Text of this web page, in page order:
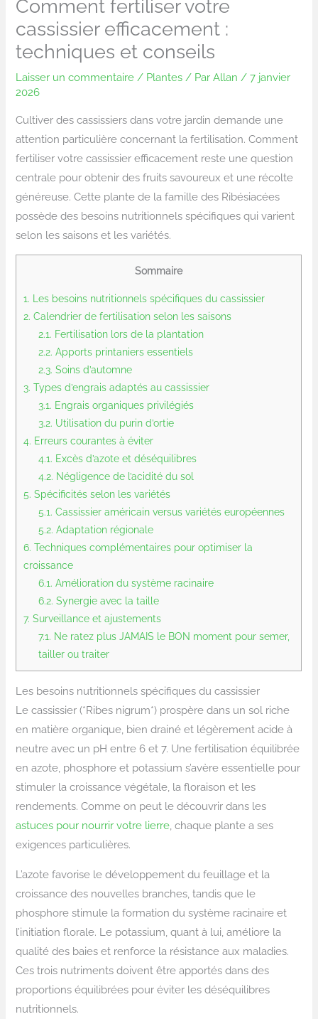
Comment fertiliser votre
cassissier efficacement :
techniques et conseils
Laisser un commentaire / Plantes / ParAllan /7 janvier
2026
Cultiver des cassissiers dans votre jardin demande une
attention particulière concernant la fertilisation. Comment
fertiliser votre cassissier efficacement reste une question
centrale pour obtenir des fruits savoureux et une récolte
généreuse. Cette plante de la famille des Ribésiacées
possède des besoins nutritionnels spécifiques qui varient
selon les saisons et les variétés.
Sommaire
1. Les besoins nutritionnels spécifiques du cassissier
2. Calendrier de fertilisation selon les saisons
2.1. Fertilisation lors de la plantation
2.2. Apports printaniers essentiels
2.3. Soins d’automne
3. Types d’engrais adaptés au cassissier
3.1. Engrais organiques privilégiés
3.2. Utilisation du purin d’ortie
4. Erreurs courantes à éviter
4.1. Excès d’azote et déséquilibres
4.2. Négligence de l’acidité du sol
5. Spécificités selon les variétés
5.1. Cassissier américain versus variétés européennes
5.2. Adaptation régionale
6. Techniques complémentaires pour optimiser la
croissance
6.1. Amélioration du système racinaire
6.2. Synergie avec la taille
7. Surveillance et ajustements
7.1. Ne ratez plus JAMAIS le BON moment pour semer,
tailler ou traiter
Les besoins nutritionnels spécifiques du cassissier
Le cassissier (*Ribes nigrum*) prospère dans un sol riche
en matière organique, bien drainé et légèrement acide à
neutre avec un pH entre 6 et 7. Une fertilisation équilibrée
en azote, phosphore et potassium s’avère essentielle pour
stimuler la croissance végétale, la floraison et les
rendements. Comme on peut le découvrir dans les
astuces pour nourrir votre lierre , chaque plante a ses
exigences particulières.
L’azote favorise le développement du feuillage et la
croissance des nouvelles branches, tandis que le
phosphore stimule la formation du système racinaire et
l’initiation florale. Le potassium, quant à lui, améliore la
qualité des baies et renforce la résistance aux maladies.
Ces trois nutriments doivent être apportés dans des
proportions équilibrées pour éviter les déséquilibres
nutritionnels.